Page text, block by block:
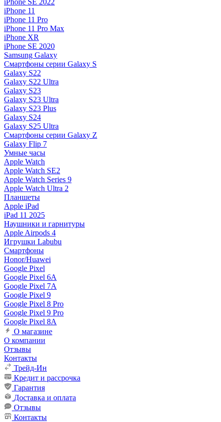
iPhone SE 2022
iPhone 11
iPhone 11 Pro
iPhone 11 Pro Max
iPhone XR
iPhone SE 2020
Samsung Galaxy
Смартфоны серии Galaxy S
Galaxy S22
Galaxy S22 Ultra
Galaxy S23
Galaxy S23 Ultra
Galaxy S23 Plus
Galaxy S24
Galaxy S25 Ultra
Смартфоны серии Galaxy Z
Galaxy Flip 7
Умные часы
Apple Watch
Apple Watch SE2
Apple Watch Series 9
Apple Watch Ultra 2
Планшеты
Apple iPad
iPad 11 2025
Наушники и гарнитуры
Apple Airpods 4
Игрушки Labubu
Смартфоны
Honor/Huawei
Google Pixel
Google Pixel 6A
Google Pixel 7А
Google Pixel 9
Google Pixel 8 Pro
Google Pixel 9 Pro
Google Pixel 8A
О магазине
О компании
Отзывы
Контакты
Трейд-Ин
Кредит и рассрочка
Гарантия
Доставка и оплата
Отзывы
Контакты